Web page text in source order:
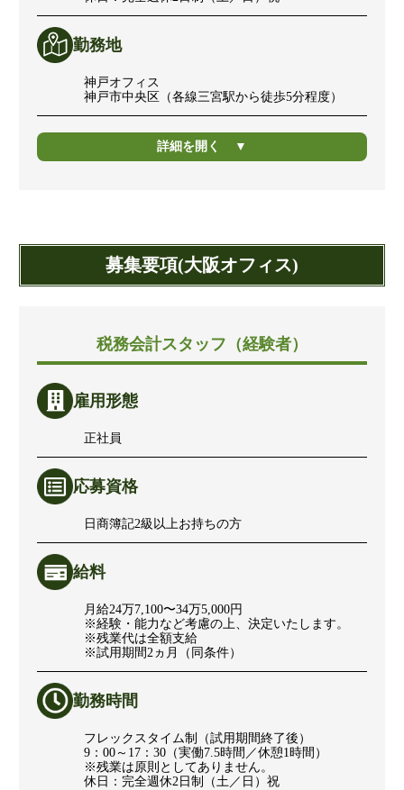
勤務地
神戸オフィス
神戸市中央区（各線三宮駅から徒歩5分程度）
詳細を開く
募集要項(大阪オフィス)
税務会計スタッフ（経験者）
雇用形態
正社員
応募資格
日商簿記2級以上お持ちの方
給料
月給24万7,100〜34万5,000円
※経験・能力など考慮の上、決定いたします。
※残業代は全額支給
※試用期間2ヵ月（同条件）
勤務時間
フレックスタイム制（試用期間終了後）
9：00～17：30（実働7.5時間／休憩1時間）
※残業は原則としてありません。
休日：完全週休2日制（土／日）祝